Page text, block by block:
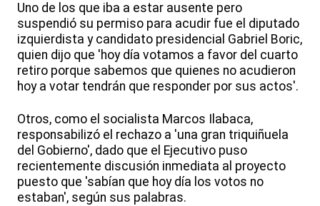
Uno de los que iba a estar ausente pero
suspendió su permiso para acudir fue el diputado
izquierdista y candidato presidencial Gabriel Boric,
quien dijo que 'hoy día votamos a favor del cuarto
retiro porque sabemos que quienes no acudieron
hoy a votar tendrán que responder por sus actos'.
Otros, como el socialista Marcos Ilabaca,
responsabilizó el rechazo a 'una gran triquiñuela
del Gobierno', dado que el Ejecutivo puso
recientemente discusión inmediata al proyecto
puesto que 'sabían que hoy día los votos no
estaban', según sus palabras.